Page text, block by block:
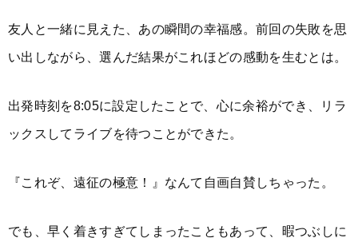
友人と一緒に見えた、あの瞬間の幸福感。前回の失敗を思
い出しながら、選んだ結果がこれほどの感動を生むとは。
出発時刻を8:05に設定したことで、心に余裕ができ、リラ
ックスしてライブを待つことができた。
『これぞ、遠征の極意！』なんて自画自賛しちゃった。
でも、早く着きすぎてしまったこともあって、暇つぶしに